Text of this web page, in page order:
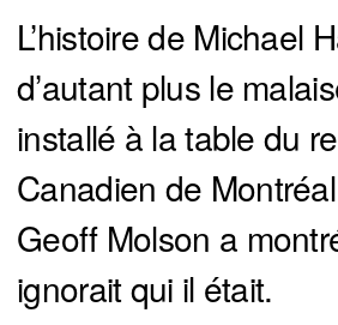
L’histoire de Michael
d’autant plus le
installé à la table du
Canadien de
Geoff Molson a
ignorait qui il était.